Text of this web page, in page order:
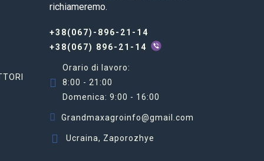
richiameremo.
+38(067)-896-21-14
+38(067) 896-21-14
Orario di lavoro:
8:00 - 21:00
Domenica: 9:00 - 16:00
Grandmaxagroinfo@gmail.com
Ucraina, Zaporozhye